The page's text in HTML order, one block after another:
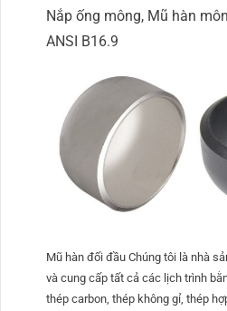
Nắp ống mông, Mũ hàn
ANSI B16.9
Mũ hàn đối đầu Chúng tôi là nhà
và cung cấp tất cả các lịch trình
thép carbon, thép không gỉ, thép